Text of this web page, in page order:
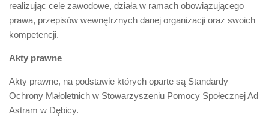
realizując cele zawodowe, działa w ramach obowiązującego
prawa, przepisów wewnętrznych danej organizacji oraz swoich
kompetencji.
Akty prawne
Akty prawne, na podstawie których oparte są Standardy
Ochrony Małoletnich w Stowarzyszeniu Pomocy Społecznej Ad
Astram w Dębicy.